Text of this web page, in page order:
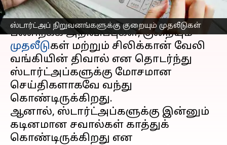
ஸ்டார்ட்அப் நிறுவனங்களுக்கு குறையும் முதலீடுகள்
செய்தி முன்னோட்டம்
பணிநீக்க அறிவிப்புகள், குறையும்
முதலீடுகள் மற்றும் சிலிக்கான் வேலி
வங்கியின் திவால் என தொடர்ந்து
ஸ்டார்ட்அப்களுக்கு மோசமான
செய்திகளாகவே வந்து
கொண்டிருக்கிறது.
ஆனால், ஸ்டார்ட்அப்களுக்கு இன்னும்
கடினமான சவால்கள் காத்துக்
கொண்டிருக்கிறது என